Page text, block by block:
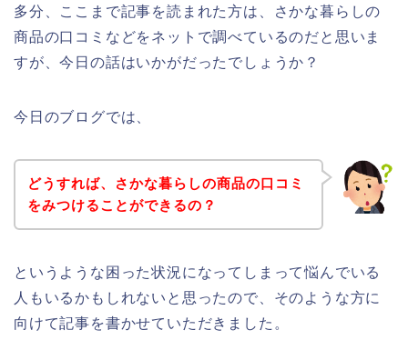
多分、ここまで記事を読まれた方は、さかな暮らしの
商品の口コミなどをネットで調べているのだと思いま
すが、今日の話はいかがだったでしょうか？
今日のブログでは、
どうすれば、さかな暮らしの商品の口コミ
をみつけることができるの？
というような困った状況になってしまって悩んでいる
人もいるかもしれないと思ったので、そのような方に
向けて記事を書かせていただきました。